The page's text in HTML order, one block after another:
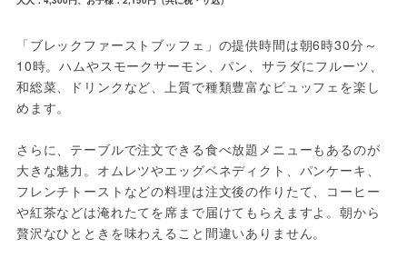
「ブレックファーストブッフェ」の提供時間は朝6時30分～
10時。ハムやスモークサーモン、パン、サラダにフルーツ、
和総菜、ドリンクなど、上質で種類豊富なビュッフェを楽し
めます。
さらに、テーブルで注文できる食べ放題メニューもあるのが
大きな魅力。オムレツやエッグベネディクト、パンケーキ、
フレンチトーストなどの料理は注文後の作りたて、コーヒー
や紅茶などは淹れたてを席まで届けてもらえますよ。朝から
贅沢なひとときを味わえること間違いありません。